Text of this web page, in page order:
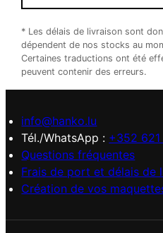
* Les délais de livraison sont
dépendent de nos stocks au
Certaines traductions ont été
peuvent contenir des erreurs.
info@hanko.lu
Tél./WhatsApp : +352 621
Questions fréquentes
Frais de port et délais de
Création de vos